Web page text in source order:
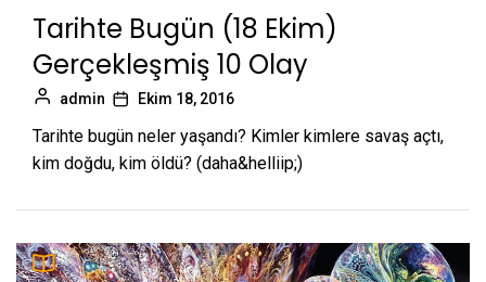
Tarihte Bugün (18 Ekim)
Gerçekleşmiş 10 Olay
admin Ekim 18, 2016
Tarihte bugün neler yaşandı? Kimler kimlere savaş açtı,
kim doğdu, kim öldü? (daha&helliip;)